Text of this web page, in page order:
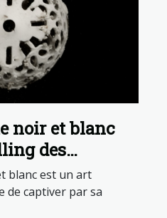
noir et blanc
des
blanc est un art
de captiver par sa